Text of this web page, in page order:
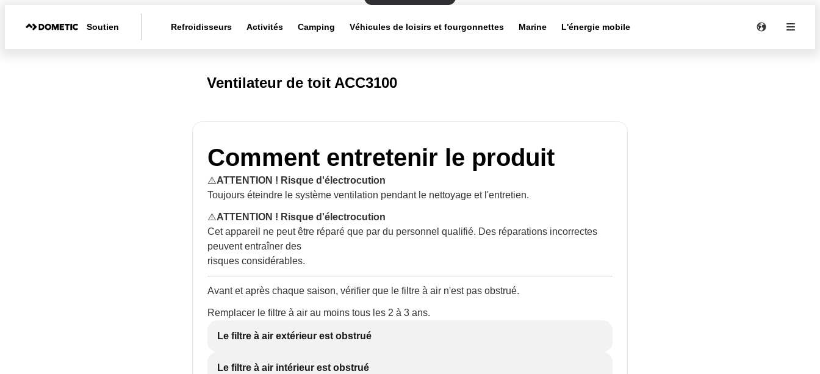
Soutien Refroidisseurs Activités Camping Véhicules de loisirs et fourgonnettes Marine L'énergie mobile
Ventilateur de toit ACC3100
Comment entretenir le produit
⚠️ATTENTION ! Risque d'électrocution
Toujours éteindre le système ventilation pendant le nettoyage et l'entretien.
⚠️ATTENTION ! Risque d'électrocution
Cet appareil ne peut être réparé que par du personnel qualifié. Des réparations incorrectes
peuvent entraîner des
risques considérables.
Avant et après chaque saison, vérifier que le filtre à air n'est pas obstrué.
Remplacer le filtre à air au moins tous les 2 à 3 ans.
Le filtre à air extérieur est obstrué
Le filtre à air intérieur est obstrué